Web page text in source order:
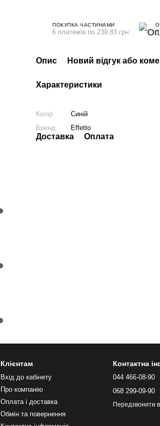
ПОКУПКА ЧАСТИНАМИ
6 платежів по 239.83 грн
Опис Новий відгук або
Характеристики
Колір
Синій
Бренд
Effetto
Доставка Оплата
Клієнтам
Вхід до кабінету
Про компанію
Оплата і доставка
Обмін та повернення
Контактна
044 466-08-90
068 299-09-90
Передзвонити